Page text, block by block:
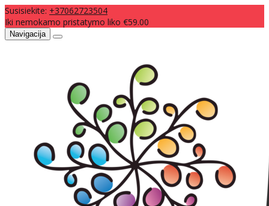
Susisiekite: +37062723504
Iki nemokamo pristatymo liko €59.00
Navigacija